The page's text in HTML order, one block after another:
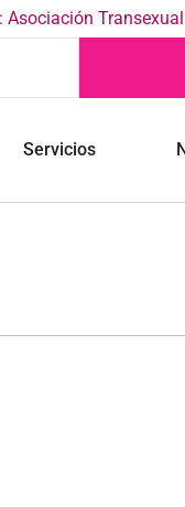
Asociación
Servicios